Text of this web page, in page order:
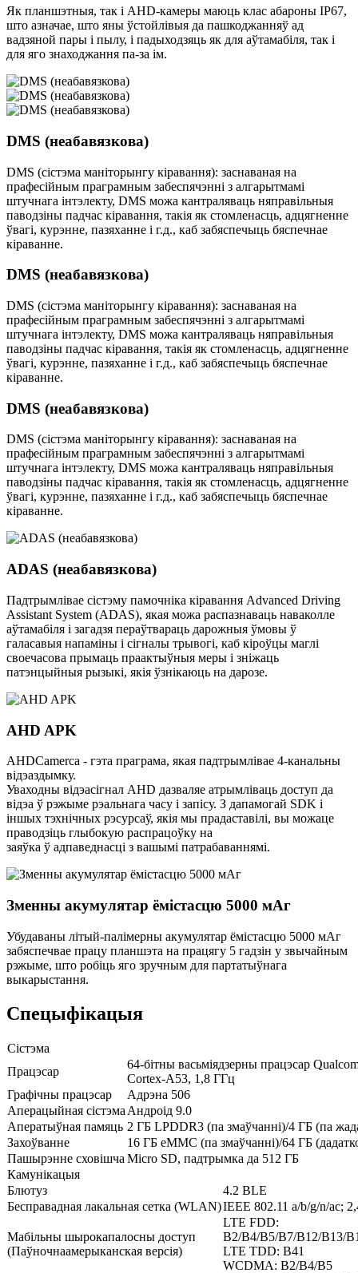
Як планшэтныя, так і AHD-камеры маюць клас абароны IP67,
што азначае, што яны ўстойлівыя да пашкоджанняў ад
вадзяной пары і пылу, і падыходзяць як для аўтамабіля, так і
для яго знаходжання па-за ім.
DMS (неабавязкова)
DMS (сістэма маніторынгу кіравання): заснаваная на
прафесійным праграмным забеспячэнні з алгарытмамі
штучнага інтэлекту, DMS можа кантраляваць няправільныя
паводзіны падчас кіравання, такія як стомленасць, адцягненне
ўвагі, курэнне, пазяханне і г.д., каб забяспечыць бяспечнае
кіраванне.
DMS (неабавязкова)
DMS (сістэма маніторынгу кіравання): заснаваная на
прафесійным праграмным забеспячэнні з алгарытмамі
штучнага інтэлекту, DMS можа кантраляваць няправільныя
паводзіны падчас кіравання, такія як стомленасць, адцягненне
ўвагі, курэнне, пазяханне і г.д., каб забяспечыць бяспечнае
кіраванне.
DMS (неабавязкова)
DMS (сістэма маніторынгу кіравання): заснаваная на
прафесійным праграмным забеспячэнні з алгарытмамі
штучнага інтэлекту, DMS можа кантраляваць няправільныя
паводзіны падчас кіравання, такія як стомленасць, адцягненне
ўвагі, курэнне, пазяханне і г.д., каб забяспечыць бяспечнае
кіраванне.
ADAS (неабавязкова)
Падтрымлівае сістэму памочніка кіравання Advanced Driving
Assistant System (ADAS), якая можа распазнаваць наваколле
аўтамабіля і загадзя пераўтвараць дарожныя ўмовы ў
галасавыя напаміны і сігналы трывогі, каб кіроўцы маглі
своечасова прымаць праактыўныя меры і зніжаць
патэнцыйныя рызыкі, якія ўзнікаюць на дарозе.
AHD APK
AHDCamerca - гэта праграма, якая падтрымлівае 4-канальны
відэаздымку.
Уваходны відэасігнал AHD дазваляе атрымліваць доступ да
відэа ў рэжыме рэальнага часу і запісу. З дапамогай SDK і
іншых тэхнічных рэсурсаў, якія мы прадаставілі, вы можаце
праводзіць глыбокую распрацоўку на
заяўка ў адпаведнасці з вашымі патрабаваннямі.
Зменны акумулятар ёмістасцю 5000 мАг
Убудаваны літый-палімерны акумулятар ёмістасцю 5000 мАг
забяспечвае працу планшэта на працягу 5 гадзін у звычайным
рэжыме, што робіць яго зручным для партатыўнага
выкарыстання.
Спецыфікацыя
Сістэма
Працэсар
64-бітны васьміядзерны працэсар
Cortex-A53, 1,8 ГГц
Графічны працэсар
Адрэна 506
Аперацыйная сістэма Андроід 9.0
Аператыўная памяць 2 ГБ LPDDR3 (па змаўчанні)/4 ГБ (па
Захоўванне
16 ГБ eMMC (па змаўчанні)/64 ГБ
Пашырэнне сховішча Micro SD, падтрымка да 512 ГБ
Камунікацыя
Блютуз
4.2 BLE
Бесправадная лакальная сетка (WLAN)IEEE 802.11 a/b/g/n/ac;
Мабільны шырокапалосны доступ
(Паўночнаамерыканская версія)
LTE FDD:
B2/B4/B5/B7/B12/B13/
LTE TDD: B41
WCDMA: B2/B4/B5